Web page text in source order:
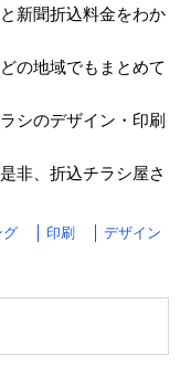
新聞折込料金をわか
の地域でもまとめて
シのデザイン・印刷
非、折込チラシ屋さ
グ 印刷 デザイン